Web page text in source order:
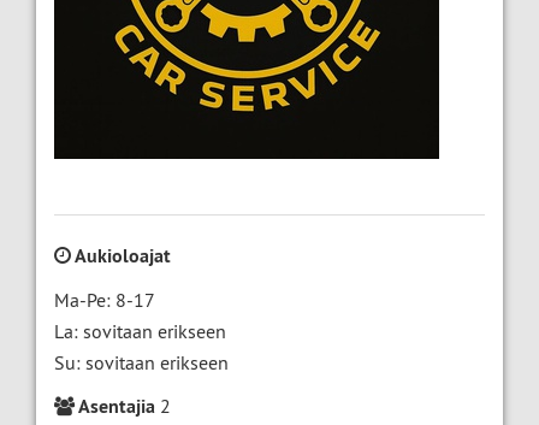
Aukioloajat
Ma-Pe: 8-17
La: sovitaan erikseen
Su: sovitaan erikseen
Asentajia 2